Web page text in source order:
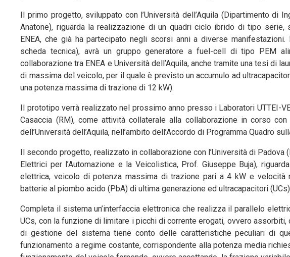
Il primo progetto, sviluppato con l’Università dell’Aquila (Dipartimento di
Anatone), riguarda la realizzazione di un quadri ciclo ibrido di tipo
ENEA, che già ha partecipato negli scorsi anni a diverse
scheda tecnica), avrà un gruppo generatore a fuel-cell di tipo PEM
collaborazione tra ENEA e Università dell’Aquila, anche tramite una tesi di
di massima del veicolo, per il quale è previsto un accumulo ad
una potenza massima di trazione di 12 kW).
Il prototipo verrà realizzato nel prossimo anno presso i Laboratori UTTEI-
Casaccia (RM), come attività collaterale alla collaborazione in corso
dell’Università dell’Aquila, nell’ambito dell’Accordo di Programma Quadro
Il secondo progetto, realizzato in collaborazione con l’Università di
Elettrici per l’Automazione e la Veicolistica, Prof. Giuseppe Buja),
elettrica, veicolo di potenza massima di trazione pari a 4 kW e
batterie al piombo acido (PbA) di ultima generazione ed ultracapacitori
Completa il sistema un’interfaccia elettronica che realizza il parallelo
UCs, con la funzione di limitare i picchi di corrente erogati, ovvero
di gestione del sistema tiene conto delle caratteristiche peculiari di
funzionamento a regime costante, corrispondente alla potenza media